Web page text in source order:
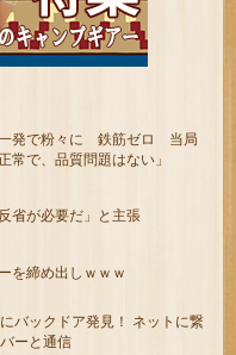
一発で粉々に 鉄筋ゼロ 当局
常で、品質問題はない」
省が必要だ」と主張
を締め出しｗｗｗ
バックドア発見！ ネットに繋
ーと通信